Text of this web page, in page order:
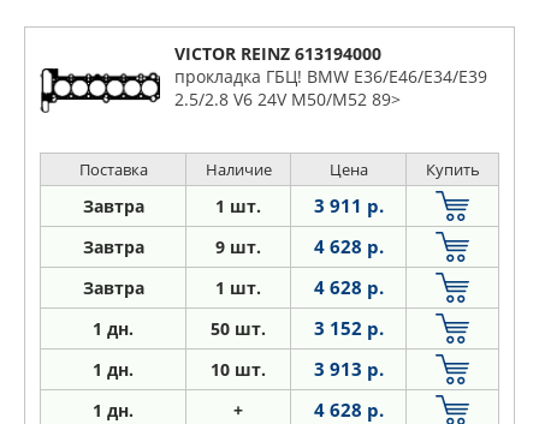
VICTOR REINZ 613194000
прокладка ГБЦ! BMW E36/E46/E34/E39
2.5/2.8 V6 24V M50/M52 89>
Поставка Наличие Цена Купить
Завтра 1 шт. 3 911 р.
Завтра 9 шт. 4 628 р.
Завтра 1 шт. 4 628 р.
1 дн. 50 шт. 3 152 р.
1 дн. 10 шт. 3 913 р.
1 дн. + 4 628 р.